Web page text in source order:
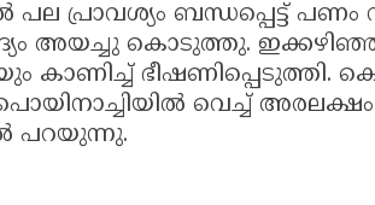
പ്രാവശ്യം ബന്ധപ്പെട്ട് പണം
അയച്ചു കൊടുത്തു. ഇക്കഴിഞ്ഞ
കാണിച്ച് ഭീഷണിപ്പെടുത്തി.
വെച്ച്
പറയുന്നു.